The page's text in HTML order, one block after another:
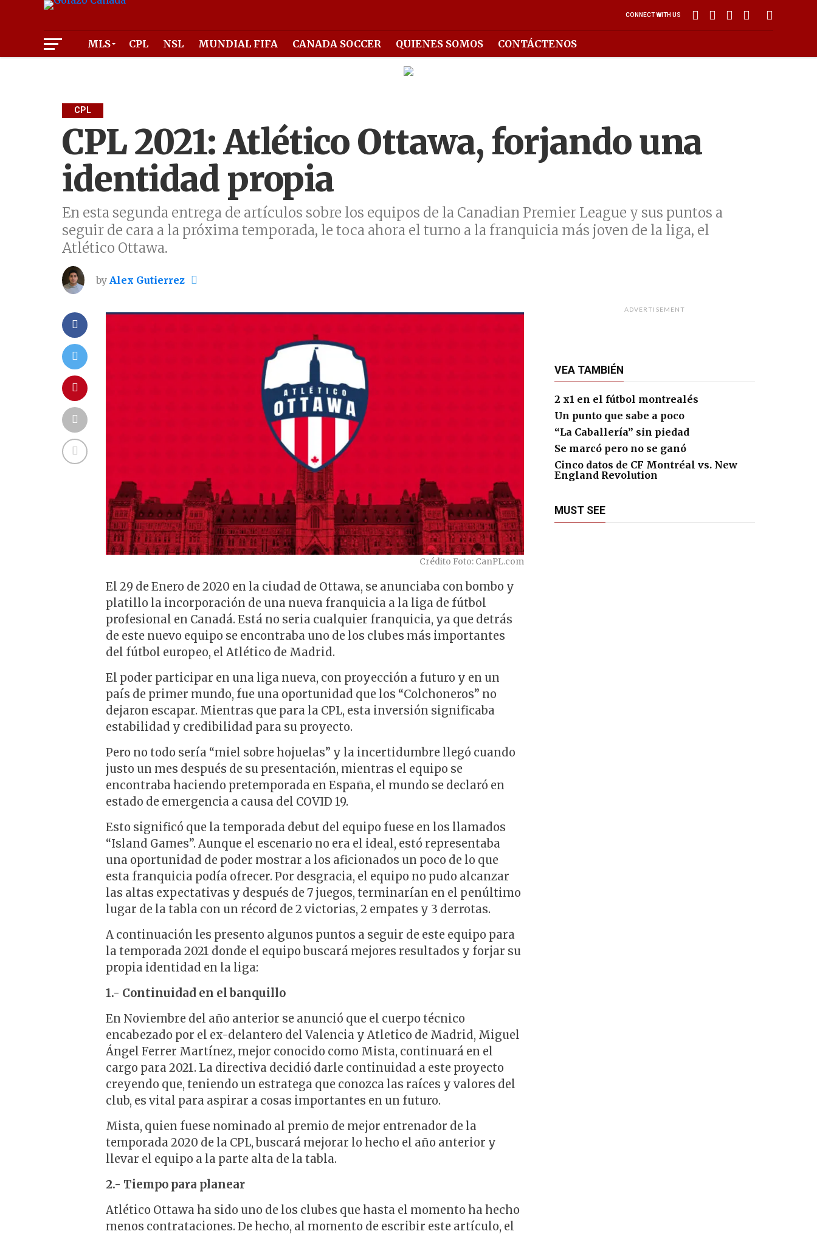
CONNECT WITH US
MLS CPL NSL MUNDIAL FIFA CANADA SOCCER QUIENES SOMOS CONTÁCTENOS
CPL
CPL 2021: Atlético Ottawa, forjando una
identidad propia
En esta segunda entrega de artículos sobre los equipos de la Canadian Premier League y sus puntos a
seguir de cara a la próxima temporada, le toca ahora el turno a la franquicia más joven de la liga, el
Atlético Ottawa.
by Alex Gutierrez
Crédito Foto: CanPL.com
El 29 de Enero de 2020 en la ciudad de Ottawa, se anunciaba con bombo y
platillo la incorporación de una nueva franquicia a la liga de fútbol
profesional en Canadá. Está no seria cualquier franquicia, ya que detrás
de este nuevo equipo se encontraba uno de los clubes más importantes
del fútbol europeo, el Atlético de Madrid.
El poder participar en una liga nueva, con proyección a futuro y en un
país de primer mundo, fue una oportunidad que los “Colchoneros” no
dejaron escapar. Mientras que para la CPL, esta inversión significaba
estabilidad y credibilidad para su proyecto.
Pero no todo sería “miel sobre hojuelas” y la incertidumbre llegó cuando
justo un mes después de su presentación, mientras el equipo se
encontraba haciendo pretemporada en España, el mundo se declaró en
estado de emergencia a causa del COVID 19.
Esto significó que la temporada debut del equipo fuese en los llamados
“Island Games”. Aunque el escenario no era el ideal, estó representaba
una oportunidad de poder mostrar a los aficionados un poco de lo que
esta franquicia podía ofrecer. Por desgracia, el equipo no pudo alcanzar
las altas expectativas y después de 7 juegos, terminarían en el penúltimo
lugar de la tabla con un récord de 2 victorias, 2 empates y 3 derrotas.
A continuación les presento algunos puntos a seguir de este equipo para
la temporada 2021 donde el equipo buscará mejores resultados y forjar su
propia identidad en la liga:
1.- Continuidad en el banquillo
En Noviembre del año anterior se anunció que el cuerpo técnico
encabezado por el ex-delantero del Valencia y Atletico de Madrid, Miguel
Ángel Ferrer Martínez, mejor conocido como Mista, continuará en el
cargo para 2021. La directiva decidió darle continuidad a este proyecto
creyendo que, teniendo un estratega que conozca las raíces y valores del
club, es vital para aspirar a cosas importantes en un futuro.
Mista, quien fuese nominado al premio de mejor entrenador de la
temporada 2020 de la CPL, buscará mejorar lo hecho el año anterior y
llevar el equipo a la parte alta de la tabla.
2.- Tiempo para planear
Atlético Ottawa ha sido uno de los clubes que hasta el momento ha hecho
menos contrataciones. De hecho, al momento de escribir este artículo, el
ADVERTISEMENT
VEA TAMBIÉN
2 x1 en el fútbol montrealés
Un punto que sabe a poco
“La Caballería” sin piedad
Se marcó pero no se ganó
Cinco datos de CF Montréal vs. New
England Revolution
MUST SEE